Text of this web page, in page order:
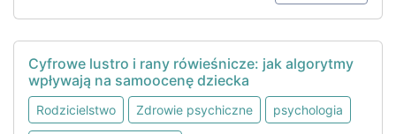
Cyfrowe lustro i rany rówieśnicze: jak algorytmy
wpływają na samoocenę dziecka
Rodzicielstwo Zdrowie psychiczne psychologia